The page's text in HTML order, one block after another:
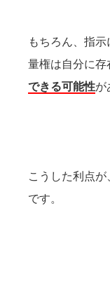
もちろん、指
量権は自分に存
できる可能性が
こうした利点
です。